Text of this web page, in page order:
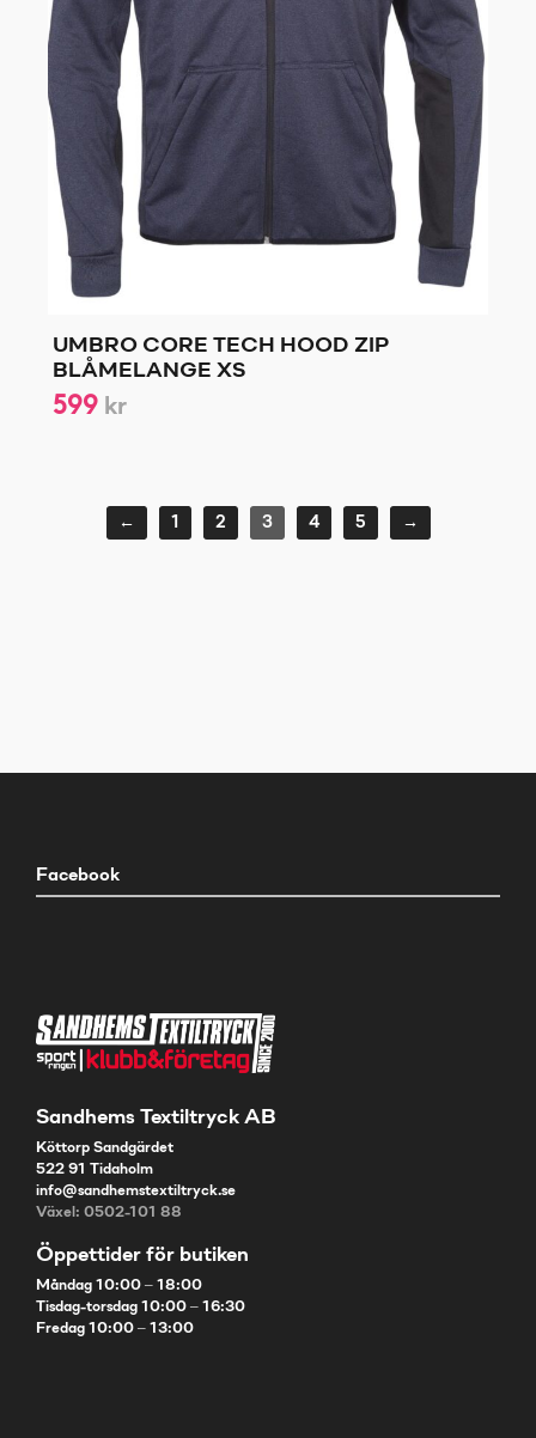
UMBRO CORE TECH HOOD ZIP
BLÅMELANGE XS
599 kr
← 1 2 3 4 5 →
Facebook
Sandhems Textiltryck AB
Köttorp Sandgärdet
522 91 Tidaholm
info@sandhemstextiltryck.se
Växel: 0502-101 88
Öppettider för butiken
Måndag 10:00 – 18:00
Tisdag-torsdag 10:00 – 16:30
Fredag 10:00 – 13:00